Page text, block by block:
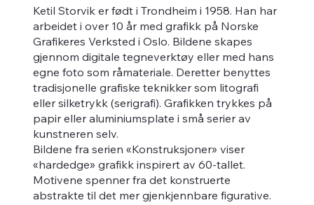
Ketil Storvik er født i Trondheim i 1958. Han har
arbeidet i over 10 år med grafikk på Norske
Grafikeres Verksted i Oslo. Bildene skapes
gjennom digitale tegneverktøy eller med hans
egne foto som råmateriale. Deretter benyttes
tradisjonelle grafiske teknikker som litografi
eller silketrykk (serigrafi). Grafikken trykkes på
papir eller aluminiumsplate i små serier av
kunstneren selv.
Bildene fra serien «Konstruksjoner» viser
«hardedge» grafikk inspirert av 60-tallet.
Motivene spenner fra det konstruerte
abstrakte til det mer gjenkjennbare figurative.